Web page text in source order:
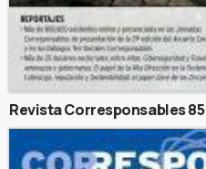
Revista Corresponsables 85